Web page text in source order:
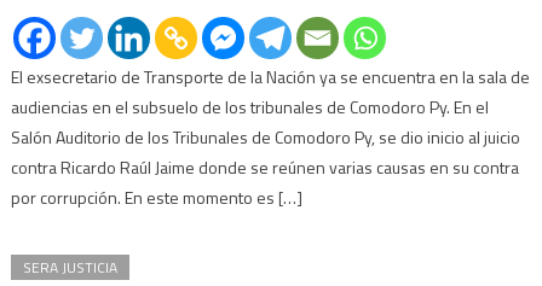
El exsecretario de Transporte de la Nación ya se encuentra en la sala de
audiencias en el subsuelo de los tribunales de Comodoro Py. En el
Salón Auditorio de los Tribunales de Comodoro Py, se dio inicio al juicio
contra Ricardo Raúl Jaime donde se reúnen varias causas en su contra
por corrupción. En este momento es […]
SERA JUSTICIA